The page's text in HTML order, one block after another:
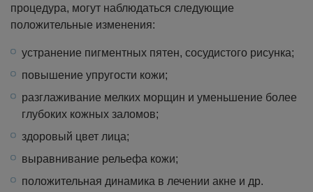
процедура, могут наблюдаться следующие
положительные изменения:
устранение пигментных пятен, сосудистого рисунка;
повышение упругости кожи;
разглаживание мелких морщин и уменьшение более
глубоких кожных заломов;
здоровый цвет лица;
выравнивание рельефа кожи;
положительная динамика в лечении акне и др.